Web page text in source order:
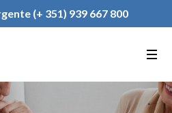
(+ 351) 939 667 800